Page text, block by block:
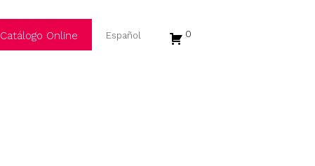
Catálogo Online 0